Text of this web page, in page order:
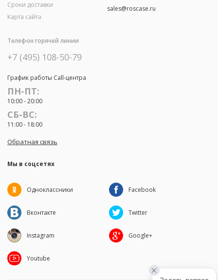
Сроки доставки
Карта сайта
sales@roscase.ru
Телефон горячей линии
+7 (495) 108-50-79
График работы Call-центра
ПН-ПТ:
10:00 - 20:00
СБ-ВС:
11:00 - 18:00
Обратная связь
Мы в соцсетях
Одноклассники Facebook
Вконтакте Twitter
Instagram Google+
Youtube